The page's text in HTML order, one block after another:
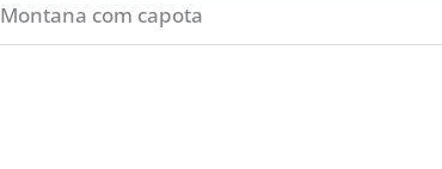
Montana com capota